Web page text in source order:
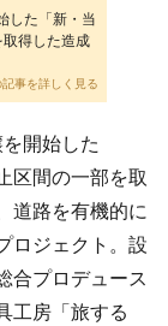
した「新・当
得した造成
記事を詳しく見る
開始した
区間の一部を取
道路を有機的に
ロジェクト。設
合プロデュース
工房「旅する